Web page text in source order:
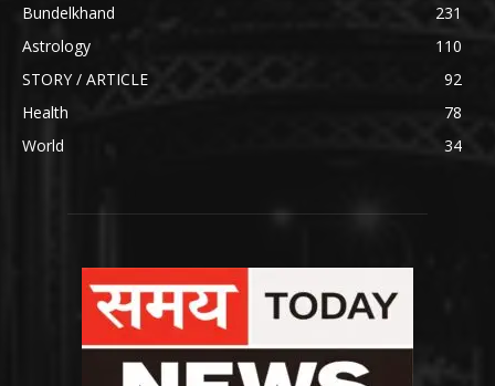
Bundelkhand
231
Astrology
110
STORY / ARTICLE
92
Health
78
World
34